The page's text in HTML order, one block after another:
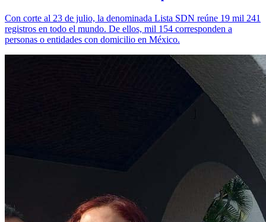
Con corte al 23 de julio, la denominada Lista SDN reúne 19 mil 241
registros en todo el mundo. De ellos, mil 154 corresponden a
personas o entidades con domicilio en México.